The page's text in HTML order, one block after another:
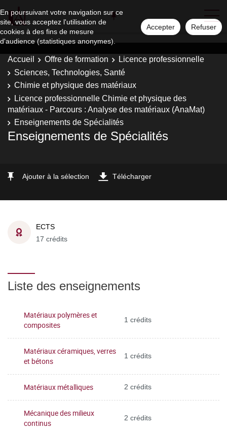
En poursuivant votre navigation sur ce
site, vous acceptez l'utilisation de
cookies à des fins de mesure
d'audience (statistiques anonymes).
Accepter Refuser
Accueil Offre de formation
Licence professionnelle
Sciences, Technologies, Santé
Chimie et physique des matériaux
Licence professionnelle Chimie et physique des
matériaux - Parcours : Analyse des matériaux (AnaMat)
Enseignements de Spécialités
Enseignements de Spécialités
Ajouter à la sélection Télécharger
ECTS
17 crédits
Liste des enseignements
Matériaux polymères et
composites
1 crédits
Matériaux céramiques, verres
et bétons
1 crédits
Matériaux métalliques 2 crédits
Mécanique des milieux
continus
2 crédits